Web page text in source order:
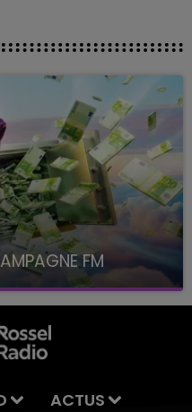
FM
FM, à 8H10
ACTUS